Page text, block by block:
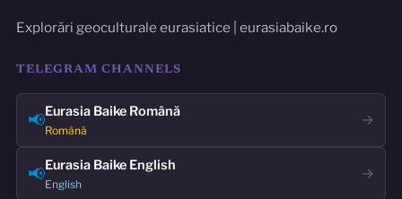
Explorări geoculturale eurasiatice | eurasiabaike.ro
TELEGRAM CHANNELS
📢Eurasia Baike Română
Română
→
📢Eurasia Baike English
English
→